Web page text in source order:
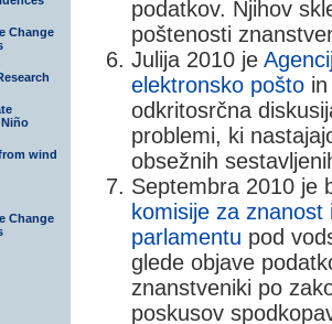
Change
wind
Change
podatkov. Njihov
poštenosti
Julija 2010 je
elektronsko pošto
odkritosrčna
problemi, ki
obsežnih
Septembra 2010 je
komisije za
parlamentu pod
glede objave
znanstveniki po
poskusov